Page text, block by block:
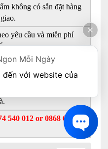
không có sẵn đặt hàng
yêu cầu và miễn phí
có thể yêu cầu thay
vị.
khi giao hỗ trợ thanh
540 012 or 0868 693
Mỗi Ngày
đến với website của